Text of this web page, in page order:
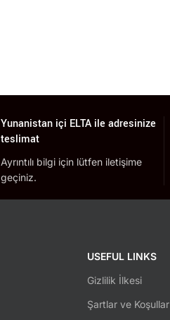
Yunanistan içi ELTA ile adresinize
teslimat
Ayrıntılı bilgi için lütfen iletişime
geçiniz.
USEFUL LINKS
Gizlilik İlkesi
Şartlar ve Koşullar